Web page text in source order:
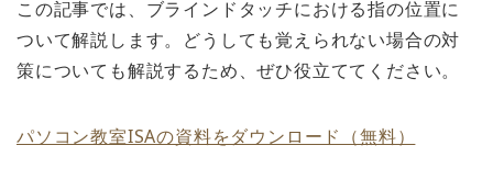
この記事では、ブラインドタッチにおける指の位置に
ついて解説します。どうしても覚えられない場合の対
策についても解説するため、ぜひ役立ててください。
パソコン教室ISAの資料をダウンロード（無料）